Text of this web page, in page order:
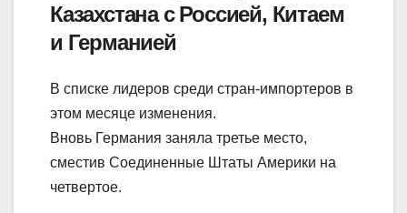
Казахстана с Россией, Китаем
и Германией
В списке лидеров среди стран-импортеров в
этом месяце изменения.
Вновь Германия заняла третье место,
сместив Соединенные Штаты Америки на
четвертое.